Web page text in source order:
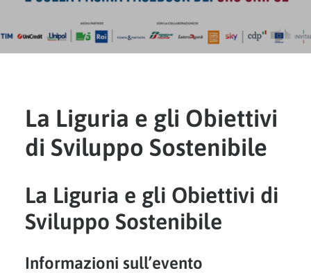
La Liguria e gli Obiettivi
di Sviluppo Sostenibile
La Liguria e gli Obiettivi di
Sviluppo Sostenibile
Informazioni sull’evento